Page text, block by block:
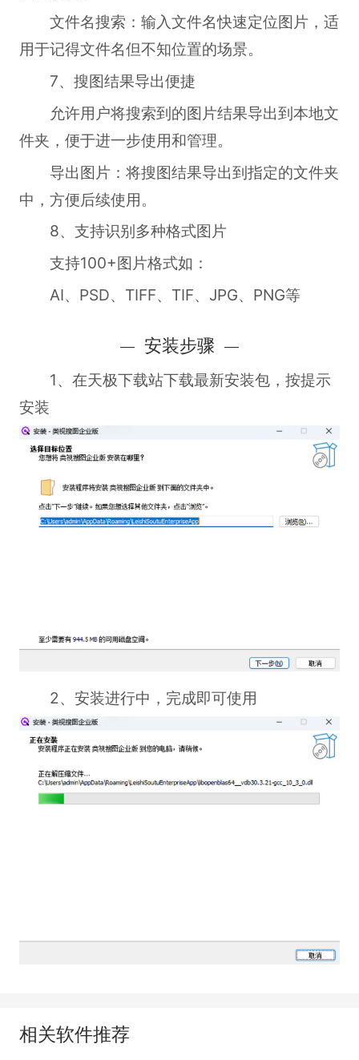
文件名搜索：输入文件名快速定位图片，适
用于记得文件名但不知位置的场景。
7、搜图结果导出便捷
允许用户将搜索到的图片结果导出到本地文
件夹，便于进一步使用和管理。
导出图片：将搜图结果导出到指定的文件夹
中，方便后续使用。
8、支持识别多种格式图片
支持100+图片格式如：
AI、PSD、TIFF、TIF、JPG、PNG等
安装步骤
1、在天极下载站下载最新安装包，按提示
安装
2、安装进行中，完成即可使用
相关软件推荐